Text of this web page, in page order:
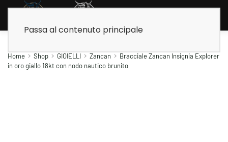
Passa al contenuto principale
Home Shop GIOIELLI Zancan
Bracciale Zancan Insignia Explorer
in oro giallo 18kt con nodo nautico brunito